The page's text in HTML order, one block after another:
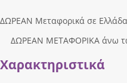
ΔΩΡΕΑΝ Μεταφορικά σε
ΔΩΡΕΑΝ ΜΕΤΑΦΟΡΙΚΑ άνω
Χαρακτηριστικά